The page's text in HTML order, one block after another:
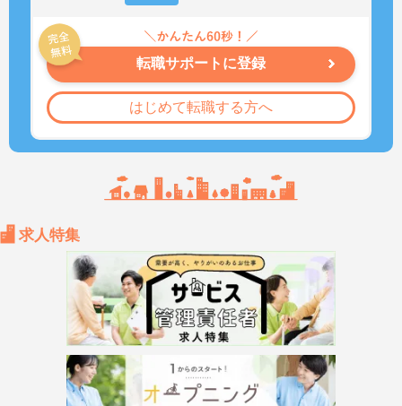
転職サポートに登録
はじめて転職する方へ
求人特集